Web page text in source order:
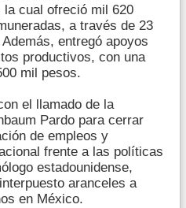
la cual ofreció mil 620
a través de 23
entregó apoyos
productivos, con una
mil pesos.
el llamado de la
Pardo para cerrar
de empleos y
frente a las políticas
estadounidense,
aranceles a
en México.